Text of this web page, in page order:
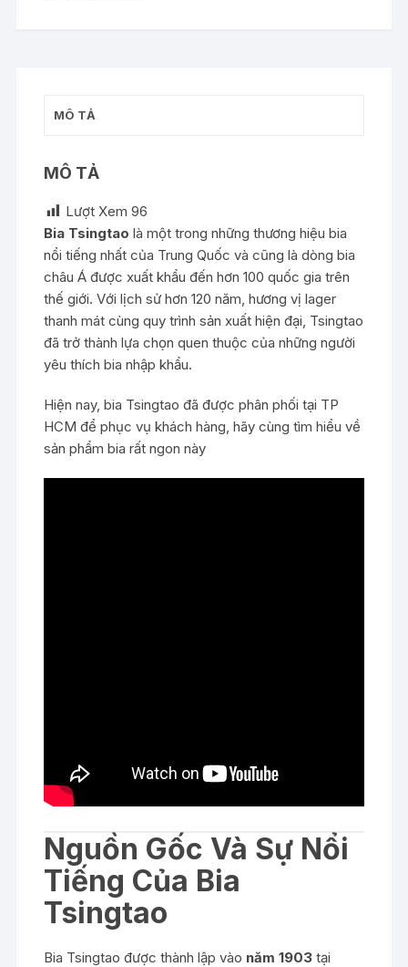
MÔ TẢ
MÔ TẢ
Lượt Xem 96
Bia Tsingtao là một trong những thương hiệu bia
nổi tiếng nhất của Trung Quốc và cũng là dòng bia
châu Á được xuất khẩu đến hơn 100 quốc gia trên
thế giới. Với lịch sử hơn 120 năm, hương vị lager
thanh mát cùng quy trình sản xuất hiện đại, Tsingtao
đã trở thành lựa chọn quen thuộc của những người
yêu thích bia nhập khẩu.
Hiện nay, bia Tsingtao đã được phân phối tại TP
HCM để phục vụ khách hàng, hãy cùng tìm hiểu về
sản phẩm bia rất ngon này
Nguồn Gốc Và Sự Nổi
Tiếng Của Bia
Tsingtao
Bia Tsingtao được thành lập vào năm 1903 tại